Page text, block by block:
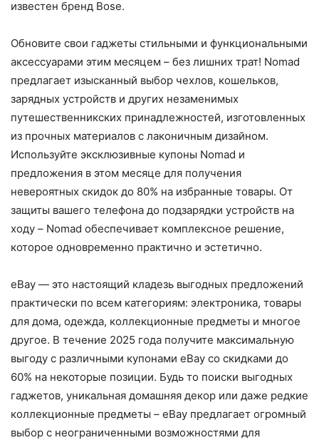
известен бренд Bose.
Обновите свои гаджеты стильными и функциональными
аксессуарами этим месяцем – без лишних трат! Nomad
предлагает изысканный выбор чехлов, кошельков,
зарядных устройств и других незаменимых
путешественникских принадлежностей, изготовленных
из прочных материалов с лаконичным дизайном.
Используйте эксклюзивные купоны Nomad и
предложения в этом месяце для получения
невероятных скидок до 80% на избранные товары. От
защиты вашего телефона до подзарядки устройств на
ходу – Nomad обеспечивает комплексное решение,
которое одновременно практично и эстетично.
eBay — это настоящий кладезь выгодных предложений
практически по всем категориям: электроника, товары
для дома, одежда, коллекционные предметы и многое
другое. В течение 2025 года получите максимальную
выгоду с различными купонами eBay со скидками до
60% на некоторые позиции. Будь то поиски выгодных
гаджетов, уникальная домашняя декор или даже редкие
коллекционные предметы – eBay предлагает огромный
выбор с неограниченными возможностями для